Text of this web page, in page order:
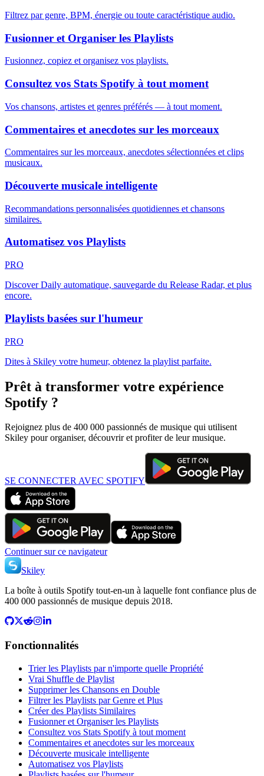
Filtrez par genre, BPM, énergie ou toute caractéristique audio.
Fusionner et Organiser les Playlists
Fusionnez, copiez et organisez vos playlists.
Consultez vos Stats Spotify à tout moment
Vos chansons, artistes et genres préférés — à tout moment.
Commentaires et anecdotes sur les morceaux
Commentaires sur les morceaux, anecdotes sélectionnées et clips
musicaux.
Découverte musicale intelligente
Recommandations personnalisées quotidiennes et chansons
similaires.
Automatisez vos Playlists
PRO
Discover Daily automatique, sauvegarde du Release Radar, et plus
encore.
Playlists basées sur l'humeur
PRO
Dites à Skiley votre humeur, obtenez la playlist parfaite.
Prêt à transformer votre expérience
Spotify ?
Rejoignez plus de 400 000 passionnés de musique qui utilisent
Skiley pour organiser, découvrir et profiter de leur musique.
SE CONNECTER AVEC SPOTIFY
Continuer sur ce navigateur
Skiley
La boîte à outils Spotify tout-en-un à laquelle font confiance plus de
400 000 passionnés de musique depuis 2018.
Fonctionnalités
Trier les Playlists par n'importe quelle Propriété
Vrai Shuffle de Playlist
Supprimer les Chansons en Double
Filtrer les Playlists par Genre et Plus
Créer des Playlists Similaires
Fusionner et Organiser les Playlists
Consultez vos Stats Spotify à tout moment
Commentaires et anecdotes sur les morceaux
Découverte musicale intelligente
Automatisez vos Playlists